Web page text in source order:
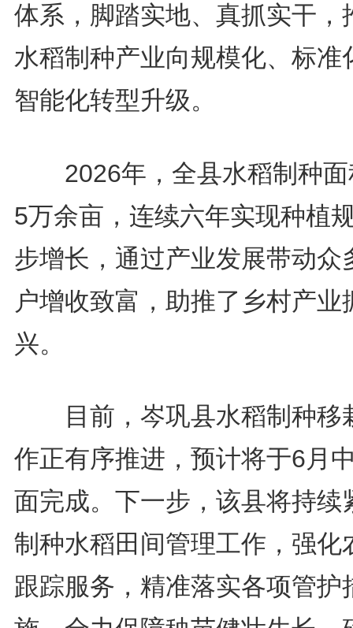
体系，脚踏实地、真抓实干，
水稻制种产业向规模化、标准
智能化转型升级。
2026年，全县水稻制种面
5万余亩，连续六年实现种植
步增长，通过产业发展带动众
户增收致富，助推了乡村产业
兴。
目前，岑巩县水稻制种移
作正有序推进，预计将于6月
面完成。下一步，该县将持续
制种水稻田间管理工作，强化
跟踪服务，精准落实各项管护